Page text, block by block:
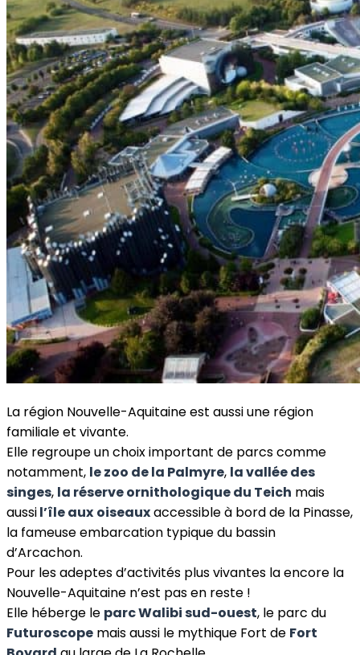
La région Nouvelle-Aquitaine est aussi une région
familiale et vivante.
Elle regroupe un choix important de parcs comme
notamment, le zoo de la Palmyre, la vallée des
singes, la réserve ornithologique du Teich mais
aussil’île aux oiseauxaccessible à bord de la Pinasse,
la fameuse embarcation typique du bassin
d’Arcachon.
Pour les adeptes d’activités plus vivantes la encore la
Nouvelle-Aquitaine n’est pas en reste !
Elle héberge le parc Walibi sud-ouest, le parc du
Futuroscope mais aussi le mythique Fort de Fort